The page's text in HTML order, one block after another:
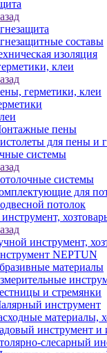
составы
изоляция
клеи
герметики, клеи
пены
для пены и
системы
системы
для
потолок
инструмент,
NEPTUN
материалы
и стремянки
инструмент
материалы,
инструмент и
слесарный